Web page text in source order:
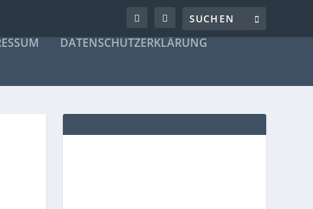
DATENSCHUTZERKLÄRUNG